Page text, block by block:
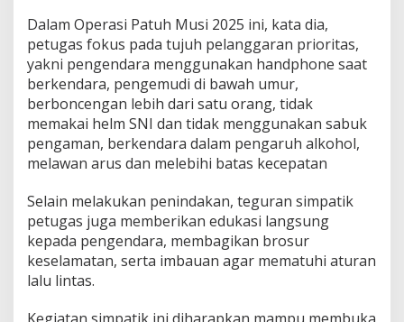
Dalam Operasi Patuh Musi 2025 ini, kata dia,
petugas fokus pada tujuh pelanggaran prioritas,
yakni pengendara menggunakan handphone saat
berkendara, pengemudi di bawah umur,
berboncengan lebih dari satu orang, tidak
memakai helm SNI dan tidak menggunakan sabuk
pengaman, berkendara dalam pengaruh alkohol,
melawan arus dan melebihi batas kecepatan
Selain melakukan penindakan, teguran simpatik
petugas juga memberikan edukasi langsung
kepada pengendara, membagikan brosur
keselamatan, serta imbauan agar mematuhi aturan
lalu lintas.